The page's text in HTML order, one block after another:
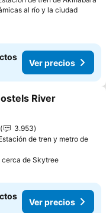
al río y la ciudad
Ver precios
a favoritos
River
3.953
de tren y metro de
de Skytree
Ver precios